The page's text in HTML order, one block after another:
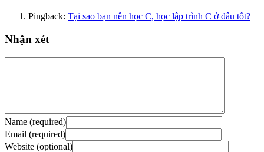
Pingback: Tại sao bạn nên học C, học lập trình C ở đâu tốt?
Nhận xét
Name (required)
Email (required)
Website (optional)